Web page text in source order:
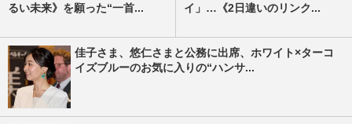
るい未来》を願った“一首...
イ」…《2日違いのリンク...
佳子さま、悠仁さまと公務に出席、ホワイト×ターコ
イズブルーのお気に入りの“ハンサ...